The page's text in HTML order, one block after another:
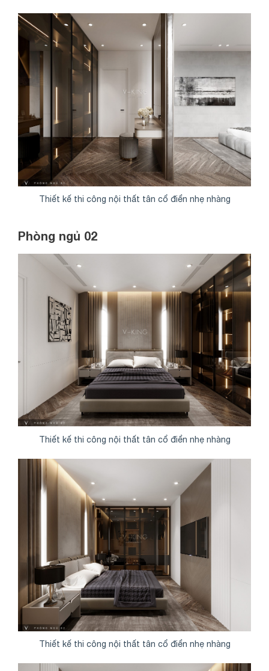
Thiết kế thi công nội thất tân cổ điển nhẹ nhàng
Phòng ngủ 02
Thiết kế thi công nội thất tân cổ điển nhẹ nhàng
Thiết kế thi công nội thất tân cổ điển nhẹ nhàng